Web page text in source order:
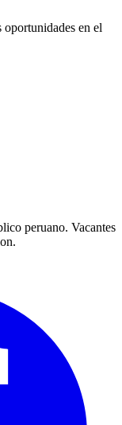
oportunidades en el
peruano. Vacantes